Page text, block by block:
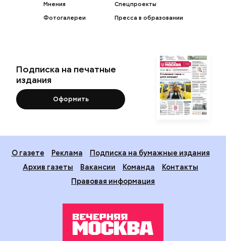
Мнения
Фотогалереи
Спецпроекты
Пресса в образовании
Подписка на печатные
издания
Оформить
О газете Реклама
Подписка на бумажные издания
Архив газеты
Вакансии Команда
Контакты
Правовая информация